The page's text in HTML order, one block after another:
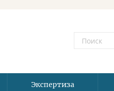
Экспертиза